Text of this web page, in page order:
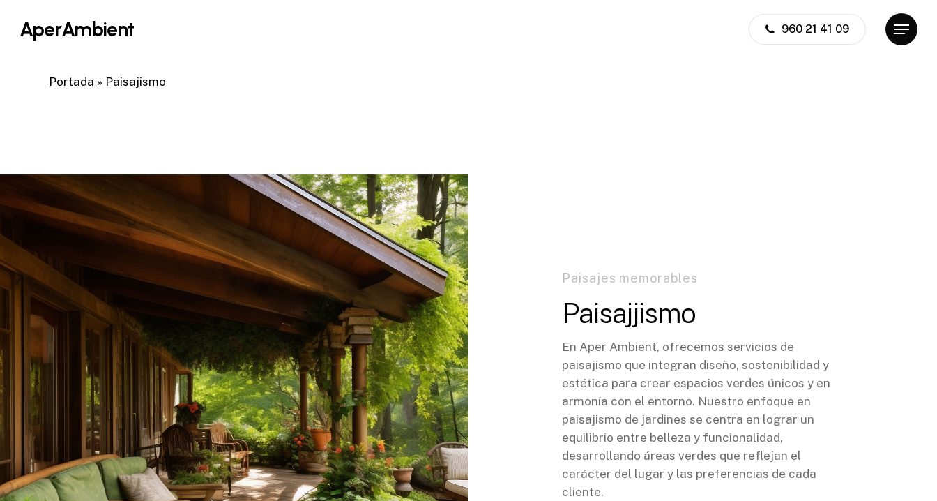
AperAmbient 960 21 41 09 Menu
Portada » Paisajismo
Paisajes memorables
Paisajjismo
En Aper Ambient, ofrecemos servicios de
paisajismo que integran diseño, sostenibilidad y
estética para crear espacios verdes únicos y en
armonía con el entorno. Nuestro enfoque en
paisajismo de jardines se centra en lograr un
equilibrio entre belleza y funcionalidad,
desarrollando áreas verdes que reflejan el
carácter del lugar y las preferencias de cada
cliente.